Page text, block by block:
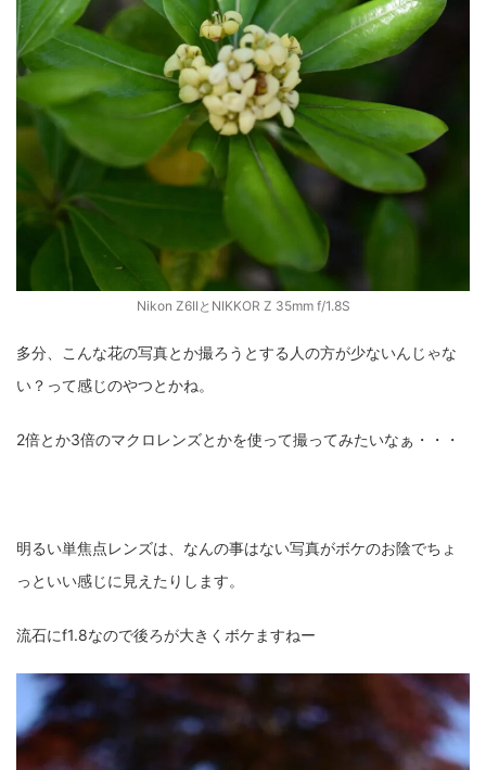
Nikon Z6IIとNIKKOR Z 35mm f/1.8S
多分、こんな花の写真とか撮ろうとする人の方が少ないんじゃな
い？って感じのやつとかね。
2倍とか3倍のマクロレンズとかを使って撮ってみたいなぁ・・・
明るい単焦点レンズは、なんの事はない写真がボケのお陰でちょ
っといい感じに見えたりします。
流石にf1.8なので後ろが大きくボケますねー